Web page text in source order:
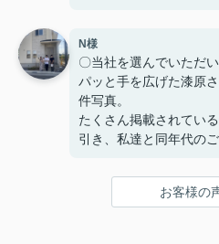
でき、納得してから家
ちに寄り添う姿勢から
入を決めました。
〇感じたこと、良かっ
ったことなど
などを気楽に聞くこと
疑問点に対する返信が
N様
〇当社を選んでいただ
パッと手を広げた漆原
件写真。
たくさん掲載されてい
引き、私達と同年代の
で見学予約したのが始
も毎回「自由にゆっく
お客様の